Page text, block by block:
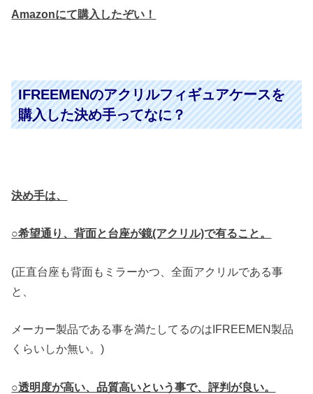
Amazonにて購入したぞい！
IFREEMENのアクリルフィギュアケースを
購入した決め手ってなに？
決め手は、
○希望通り、背面と台座が鏡(アクリル)で有ること。
(正直台座も背面もミラーかつ、全面アクリルである事
と、
メーカー製品である事を満たしてるのはIFREEMEN製品
くらいしか無い。)
○透明度が高い、品質高いという事で、評判が良い。